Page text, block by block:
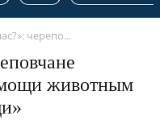
черепо...
животным